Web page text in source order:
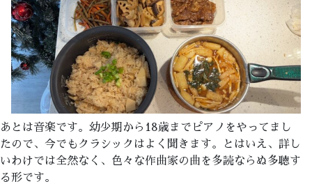
あとは音楽です。幼少期から18歳までピアノをやってまし
たので、今でもクラシックはよく聞きます。とはいえ、詳し
いわけでは全然なく、色々な作曲家の曲を多読ならぬ多聴す
る形です。